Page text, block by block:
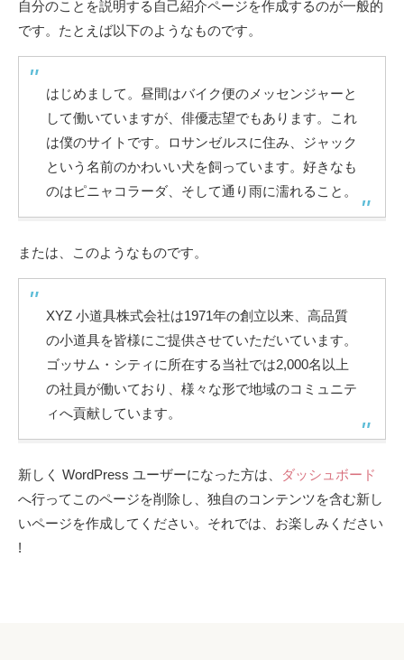
自分のことを説明する自己紹介ページを作成するのが一般的
です。たとえば以下のようなものです。
はじめまして。昼間はバイク便のメッセンジャーと
して働いていますが、俳優志望でもあります。これ
は僕のサイトです。ロサンゼルスに住み、ジャック
という名前のかわいい犬を飼っています。好きなも
のはピニャコラーダ、そして通り雨に濡れること。
または、このようなものです。
XYZ 小道具株式会社は1971年の創立以来、高品質
の小道具を皆様にご提供させていただいています。
ゴッサム・シティに所在する当社では2,000名以上
の社員が働いており、様々な形で地域のコミュニテ
ィへ貢献しています。
新しく WordPress ユーザーになった方は、
ダッシュボード
へ行ってこのページを削除し、独自のコンテンツを含む新し
いページを作成してください。それでは、お楽しみください
!